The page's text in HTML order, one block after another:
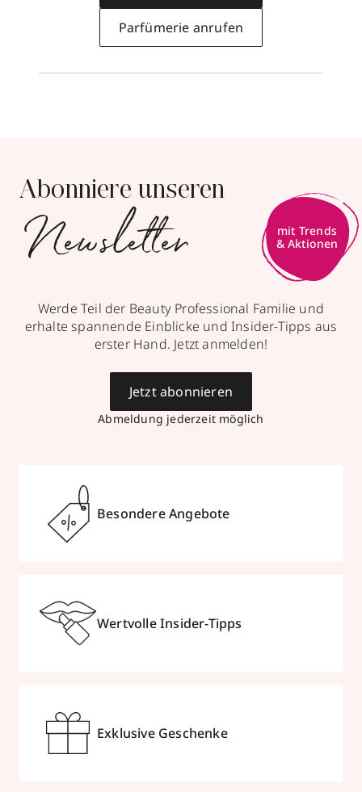
Parfümerie anrufen
Abonniere unseren
Newsletter
mit Trends
& Aktionen
Werde Teil der Beauty Professional Familie und
erhalte spannende Einblicke und Insider-Tipps aus
erster Hand. Jetzt anmelden!
Abmeldung jederzeit möglich
Jetzt abonnieren
Besondere Angebote
Wertvolle Insider-Tipps
Exklusive Geschenke